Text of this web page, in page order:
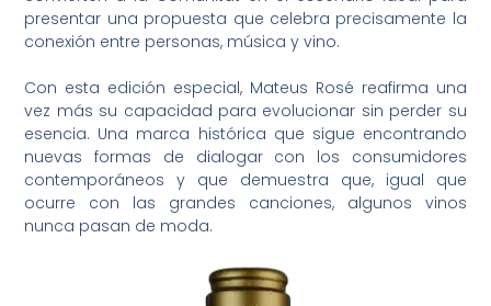
presentar una propuesta que celebra precisamente la
conexión entre personas, música y vino.
Con esta edición especial, Mateus Rosé reafirma una
vez más su capacidad para evolucionar sin perder su
esencia. Una marca histórica que sigue encontrando
nuevas formas de dialogar con los consumidores
contemporáneos y que demuestra que, igual que
ocurre con las grandes canciones, algunos vinos
nunca pasan de moda.